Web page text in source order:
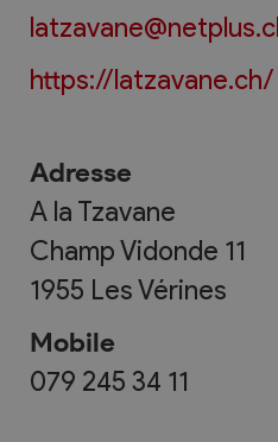
https://latzavane.ch/
Adresse
A la Tzavane
Champ Vidonde 11
1955 Les Vérines
Mobile
079 245 34 11